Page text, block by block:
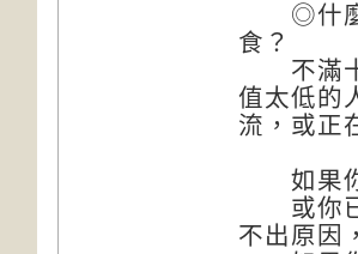
◎什麼
食？
不滿十
值太低的
流，或正
如果你
或你已
不出原因